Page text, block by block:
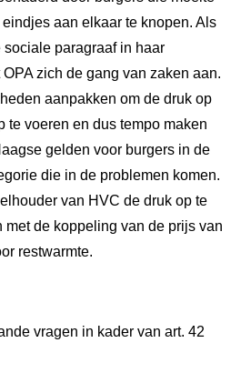
STANDPUNTEN
ERFGOED
VEILIGHEID
ZORG
ECONOMIE
WONEN
KLIMAAT
VERKEER
SOCIAAL
DIVERSITEIT EN INTEGRATIE
SPORT
STRATEGISCHE POSITIE
TIM VAN KRALINGEN
HENK ADRIAANSE
aan elkaar te knopen. Als
sociale paragraaf in haar
zich de gang van zaken aan.
aanpakken om de druk op
te voeren en dus tempo maken
gelden voor burgers in de
die in de problemen komen.
van HVC de druk op te
met de koppeling van de prijs van
restwarmte.
vragen in kader van art. 42